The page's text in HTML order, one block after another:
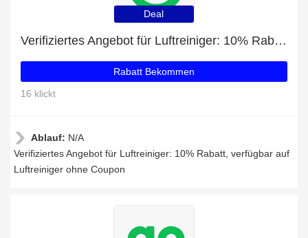
Deal
Verifiziertes Angebot für Luftreiniger: 10% Rabatt
Rabatt Bekommen
16 klickt
Ablauf: N/A
Verifiziertes Angebot für Luftreiniger: 10% Rabatt, verfügbar auf
Luftreiniger ohne Coupon